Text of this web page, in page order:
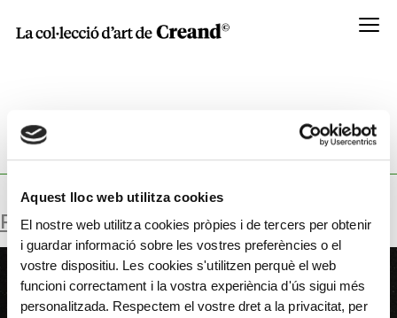
Aquest lloc web utilitza cookies
El nostre web utilitza cookies pròpies i de tercers per obtenir
i guardar informació sobre les vostres preferències o el
vostre dispositiu. Les cookies s'utilitzen perquè el web
funcioni correctament i la vostra experiència d'ús sigui més
personalitzada. Respectem el vostre dret a la privacitat, per
Menú
GENDER:
DOCUMENT
PARÍS.